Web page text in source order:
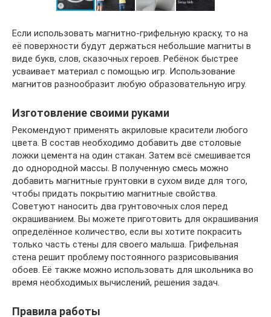
Если использовать магнитно-грифельную краску, то на
её поверхности будут держаться небольшие магниты в
виде букв, слов, сказочных героев. Ребёнок быстрее
усваивает материал с помощью игр. Использование
магнитов разнообразит любую образовательную игру.
Изготовление своими руками
Рекомендуют применять акриловые красители любого
цвета. В состав необходимо добавить две столовые
ложки цемента на один стакан. Затем всё смешивается
до однородной массы. В полученную смесь можно
добавить магнитные грунтовки в сухом виде для того,
чтобы придать покрытию магнитные свойства.
Советуют наносить два грунтовочных слоя перед
окрашиванием. Вы можете приготовить для окрашивания
определённое количество, если вы хотите покрасить
только часть стены для своего малыша. Грифельная
стена решит проблему постоянного разрисовывания
обоев. Её также можно использовать для школьника во
время необходимых вычислений, решения задач.
Правила работы